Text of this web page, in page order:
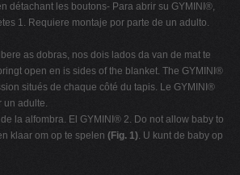
détachant les boutons- Para abrir su GYMINI®,
1. Requiere montaje por parte de un adulto.
as dobras, nos dois lados da van de mat te
open en is sides of the blanket. The GYMINI®
situés de chaque côté du tapis. Le GYMINI®
un adulte.
la alfombra. El GYMINI® 2. Do not allow baby to
klaar om op te spelen (Fig. 1). U kunt de baby op